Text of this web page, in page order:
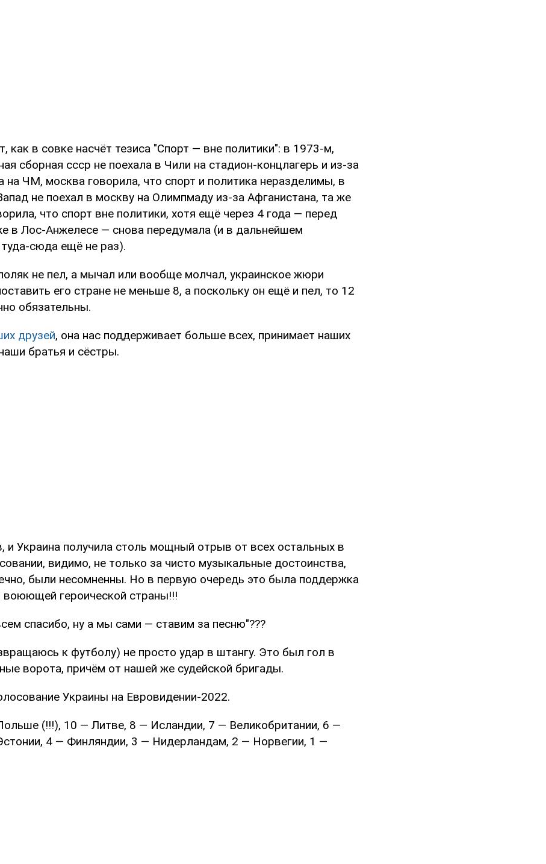
как в совке насчёт тезиса "Спорт — вне политики": в 1973-м,
сборная ссср не поехала в Чили на стадион-концлагерь и из-за
на ЧМ, москва говорила, что спорт и политика неразделимы, в
не поехал в москву на Олимпмаду из-за Афганистана, та же
что спорт вне политики, хотя ещё через 4 года — перед
в Лос-Анжелесе — снова передумала (и в дальнейшем
сюда ещё не раз).
не пел, а мычал или вообще молчал, украинское жюри
его стране не меньше 8, а поскольку он ещё и пел, то 12
обязательны.
друзей, она нас поддерживает больше всех, принимает наших
братья и сёстры.
и Украина получила столь мощный отрыв от всех остальных в
видимо, не только за чисто музыкальные достоинства,
были несомненны. Но в первую очередь это была поддержка
воюющей героической страны!!!
спасибо, ну а мы сами — ставим за песню"???
к футболу) не просто удар в штангу. Это был гол в
ворота, причём от нашей же судейской бригады.
Украины на Евровидении-2022.
(!!!), 10 — Литве, 8 — Исландии, 7 — Великобритании, 6 —
4 — Финляндии, 3 — Нидерландам, 2 — Норвегии, 1 —